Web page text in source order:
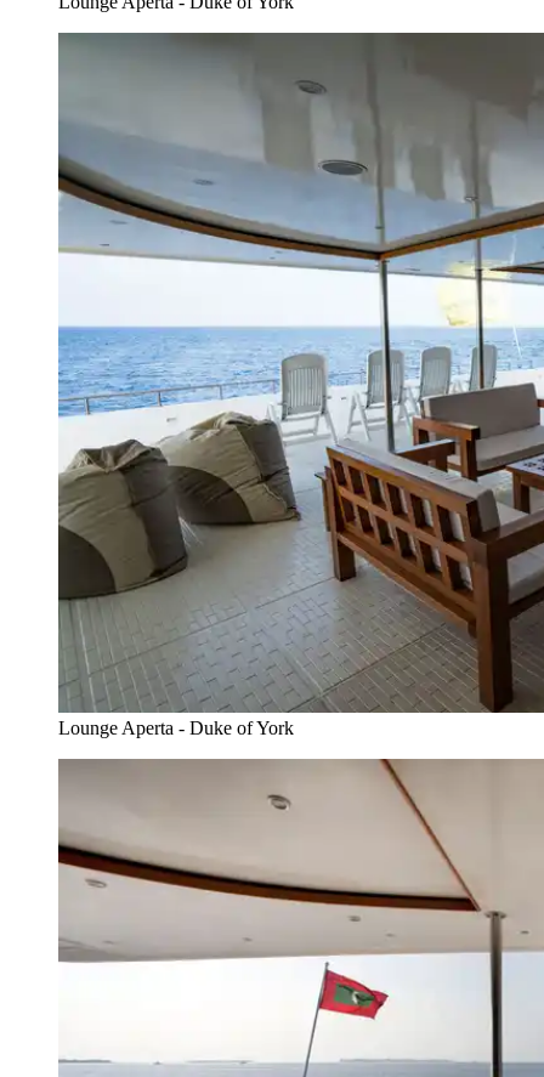
Lounge Aperta - Duke of York